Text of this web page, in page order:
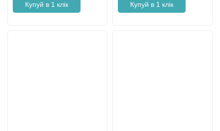
Купуй в 1 клік Купуй в 1 клік